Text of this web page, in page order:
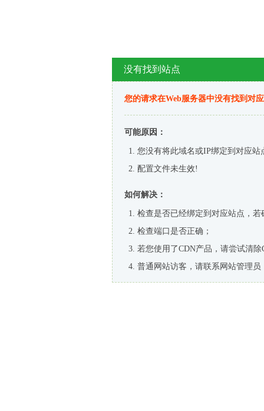
没有找到站点
您的请求在Web服务器中没有找到对
可能原因：
您没有将此域名或IP绑定到对应站
配置文件未生效!
如何解决：
检查是否已经绑定到对应站点，
检查端口是否正确；
若您使用了CDN产品，请尝试清除
普通网站访客，请联系网站管理员